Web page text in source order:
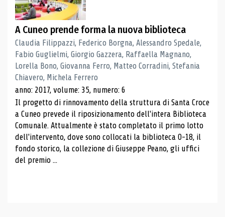
A Cuneo prende forma la nuova biblioteca
Claudia Filippazzi, Federico Borgna, Alessandro Spedale,
Fabio Guglielmi, Giorgio Gazzera, Raffaella Magnano,
Lorella Bono, Giovanna Ferro, Matteo Corradini, Stefania
Chiavero, Michela Ferrero
anno: 2017, volume: 35, numero: 6
Il progetto di rinnovamento della struttura di Santa Croce
a Cuneo prevede il riposizionamento dell'intera Biblioteca
Comunale. Attualmente è stato completato il primo lotto
dell'intervento, dove sono collocati la biblioteca 0-18, il
fondo storico, la collezione di Giuseppe Peano, gli uffici
del premio ...